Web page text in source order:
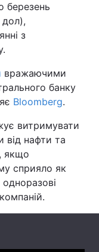
березень
з
вражаючими
банку
Bloomberg.
витримувати
від нафти та
якщо
сприяло як